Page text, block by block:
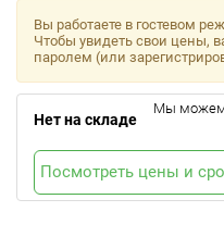
Вы работаете в гостевом
Чтобы увидеть свои цены,
паролем (или
Нет на складе
Мы можем
Посмотреть цены и